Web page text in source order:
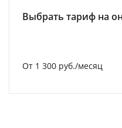
Выбрать тариф на
От 1 300 руб./месяц